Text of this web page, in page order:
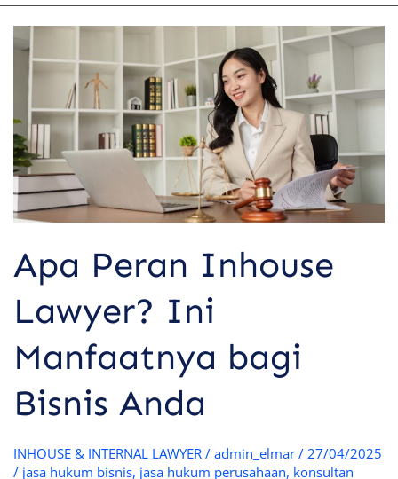
Apa Peran Inhouse
Lawyer? Ini
Manfaatnya bagi
Bisnis Anda
INHOUSE & INTERNAL LAWYER/ admin_elmar / 27/04/2025
/ jasa hukum bisnis, jasa hukum perusahaan, konsultan
Peran
Inhouse
Ini
Manfaatnya
bagi
Anda